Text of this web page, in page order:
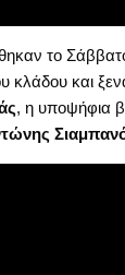
το
κλάδου και
, η υποψήφια